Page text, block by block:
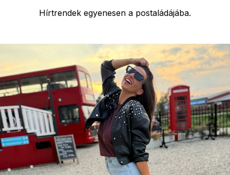
Hírtrendek egyenesen a postaládájába.